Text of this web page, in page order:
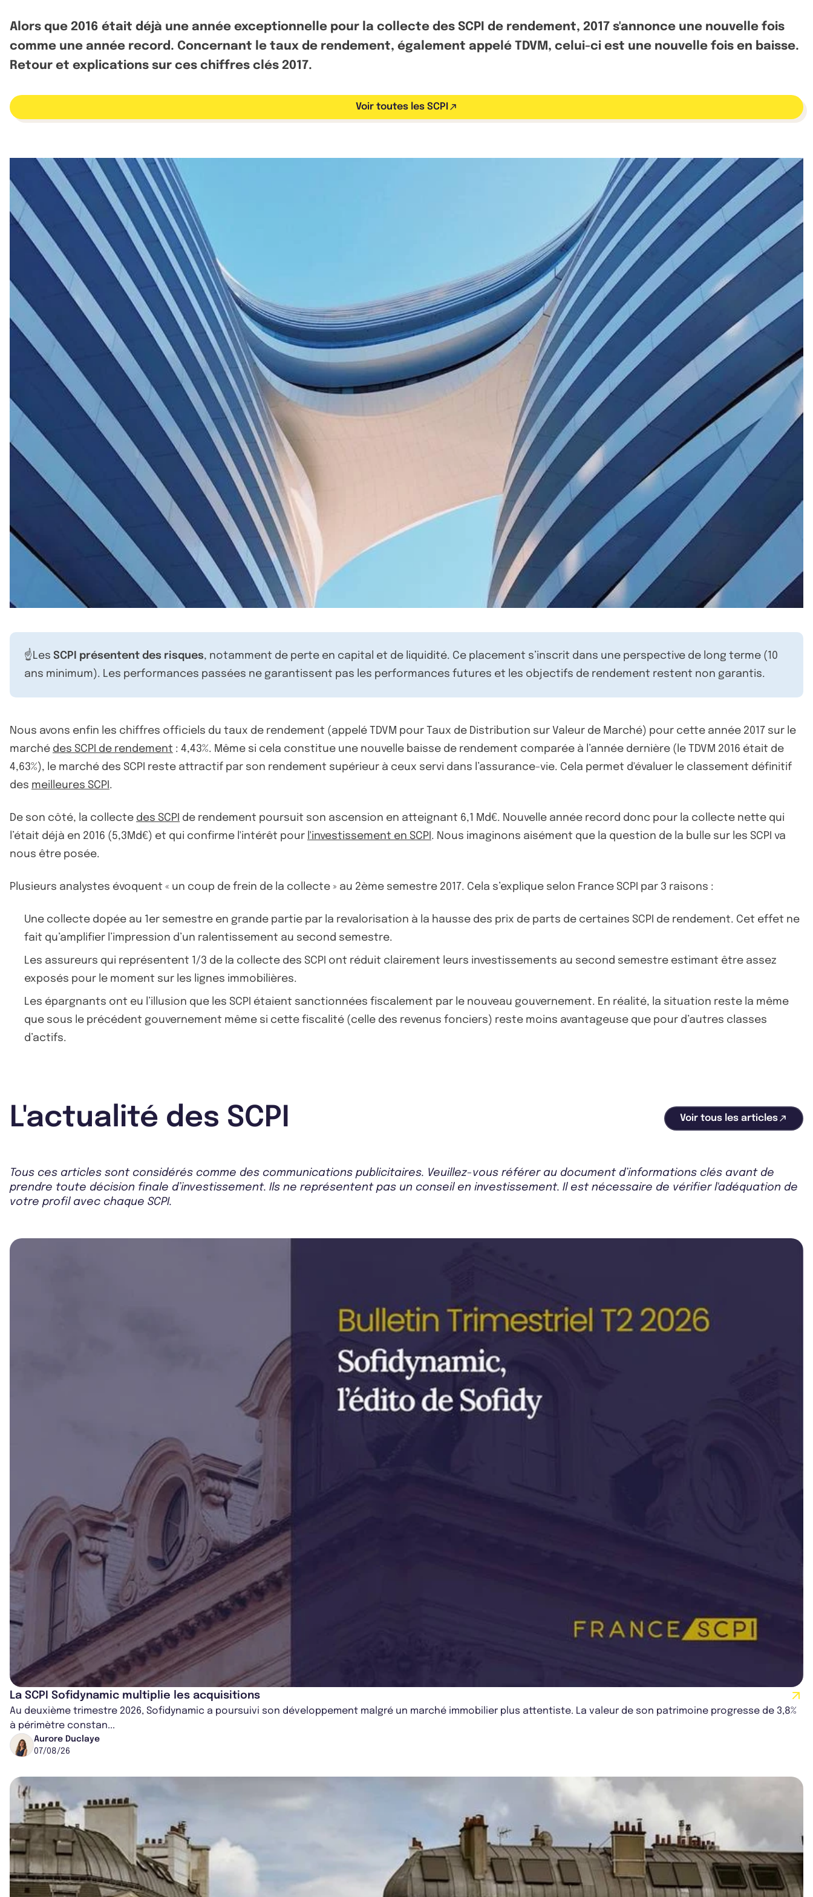
Alors que 2016 était déjà une année exceptionnelle pour la collecte des SCPI de rendement, 2017 s'annonce une nouvelle fois
comme une année record. Concernant le taux de rendement, également appelé TDVM, celui-ci est une nouvelle fois en baisse.
Retour et explications sur ces chiffres clés 2017.
Voir toutes les SCPI
☝️Les SCPI présentent des risques, notamment de perte en capital et de liquidité. Ce placement s’inscrit dans une perspective de long terme (10
ans minimum). Les performances passées ne garantissent pas les performances futures et les objectifs de rendement restent non garantis.
Nous avons enfin les chiffres officiels du taux de rendement (appelé TDVM pour Taux de Distribution sur Valeur de Marché) pour cette année 2017 sur le
marché des SCPI de rendement : 4,43%. Même si cela constitue une nouvelle baisse de rendement comparée à l’année dernière (le TDVM 2016 était de
4,63%), le marché des SCPI reste attractif par son rendement supérieur à ceux servi dans l’assurance-vie. Cela permet d'évaluer le classement définitif
des meilleures SCPI .
De son côté, la collecte des SCPI de rendement poursuit son ascension en atteignant 6,1 Md€. Nouvelle année record donc pour la collecte nette qui
l’était déjà en 2016 (5,3Md€) et qui confirme l'intérêt pour l'investissement en SCPI . Nous imaginons aisément que la question de la bulle sur les SCPI va
nous être posée.
Plusieurs analystes évoquent « un coup de frein de la collecte » au 2ème semestre 2017. Cela s’explique selon France SCPI par 3 raisons :
Une collecte dopée au 1er semestre en grande partie par la revalorisation à la hausse des prix de parts de certaines SCPI de rendement. Cet effet ne
fait qu’amplifier l’impression d’un ralentissement au second semestre.
Les assureurs qui représentent 1/3 de la collecte des SCPI ont réduit clairement leurs investissements au second semestre estimant être assez
exposés pour le moment sur les lignes immobilières.
Les épargnants ont eu l’illusion que les SCPI étaient sanctionnées fiscalement par le nouveau gouvernement. En réalité, la situation reste la même
que sous le précédent gouvernement même si cette fiscalité (celle des revenus fonciers) reste moins avantageuse que pour d’autres classes
d’actifs.
L'actualité des SCPI Voir tous les articles
Tous ces articles sont considérés comme des communications publicitaires. Veuillez-vous référer au document d’informations clés avant de
prendre toute décision finale d’investissement. Ils ne représentent pas un conseil en investissement. Il est nécessaire de vérifier l'adéquation de
votre profil avec chaque SCPI.
La SCPI Sofidynamic multiplie les acquisitions
Au deuxième trimestre 2026, Sofidynamic a poursuivi son développement malgré un marché immobilier plus attentiste. La valeur de son patrimoine progresse de 3,8%
à périmètre constan...
Aurore Duclaye
07/08/26